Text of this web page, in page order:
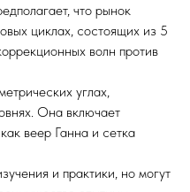
что рынок
циклах, состоящих из 5
волн против
углах,
Она включает
веер Ганна и сетка
и практики, но могут